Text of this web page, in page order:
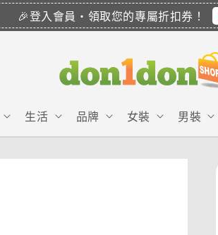
🎉登入會員・領取您的專屬折扣券！
生活 品牌 女裝 男裝